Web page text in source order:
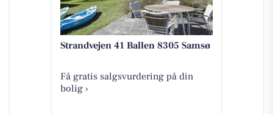
Strandvejen 41 Ballen 8305 Samsø
Få gratis salgsvurdering på din
bolig ›